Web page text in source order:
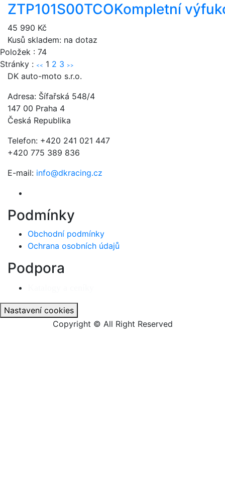
ZTP101S00TCOKompletní
45 990 Kč
Kusů skladem: na dotaz
Položek : 74
Stránky : << 1 2 3 >>
DK auto-moto s.r.o.
Adresa: Šífařská 548/4
147 00 Praha 4
Česká Republika
Telefon: +420 241 021 447
+420 775 389 836
E-mail: info@dkracing.cz
Podmínky
Obchodní podmínky
Ochrana osobních údajů
Podpora
Nastavení cookies
Copyright © All Right Reserved